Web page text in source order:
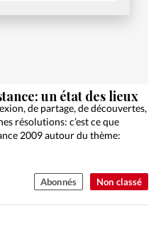
Non classé
un état des lieux
de partage, de découvertes,
résolutions: c’est ce que
2009 autour du thème:
Abonnés